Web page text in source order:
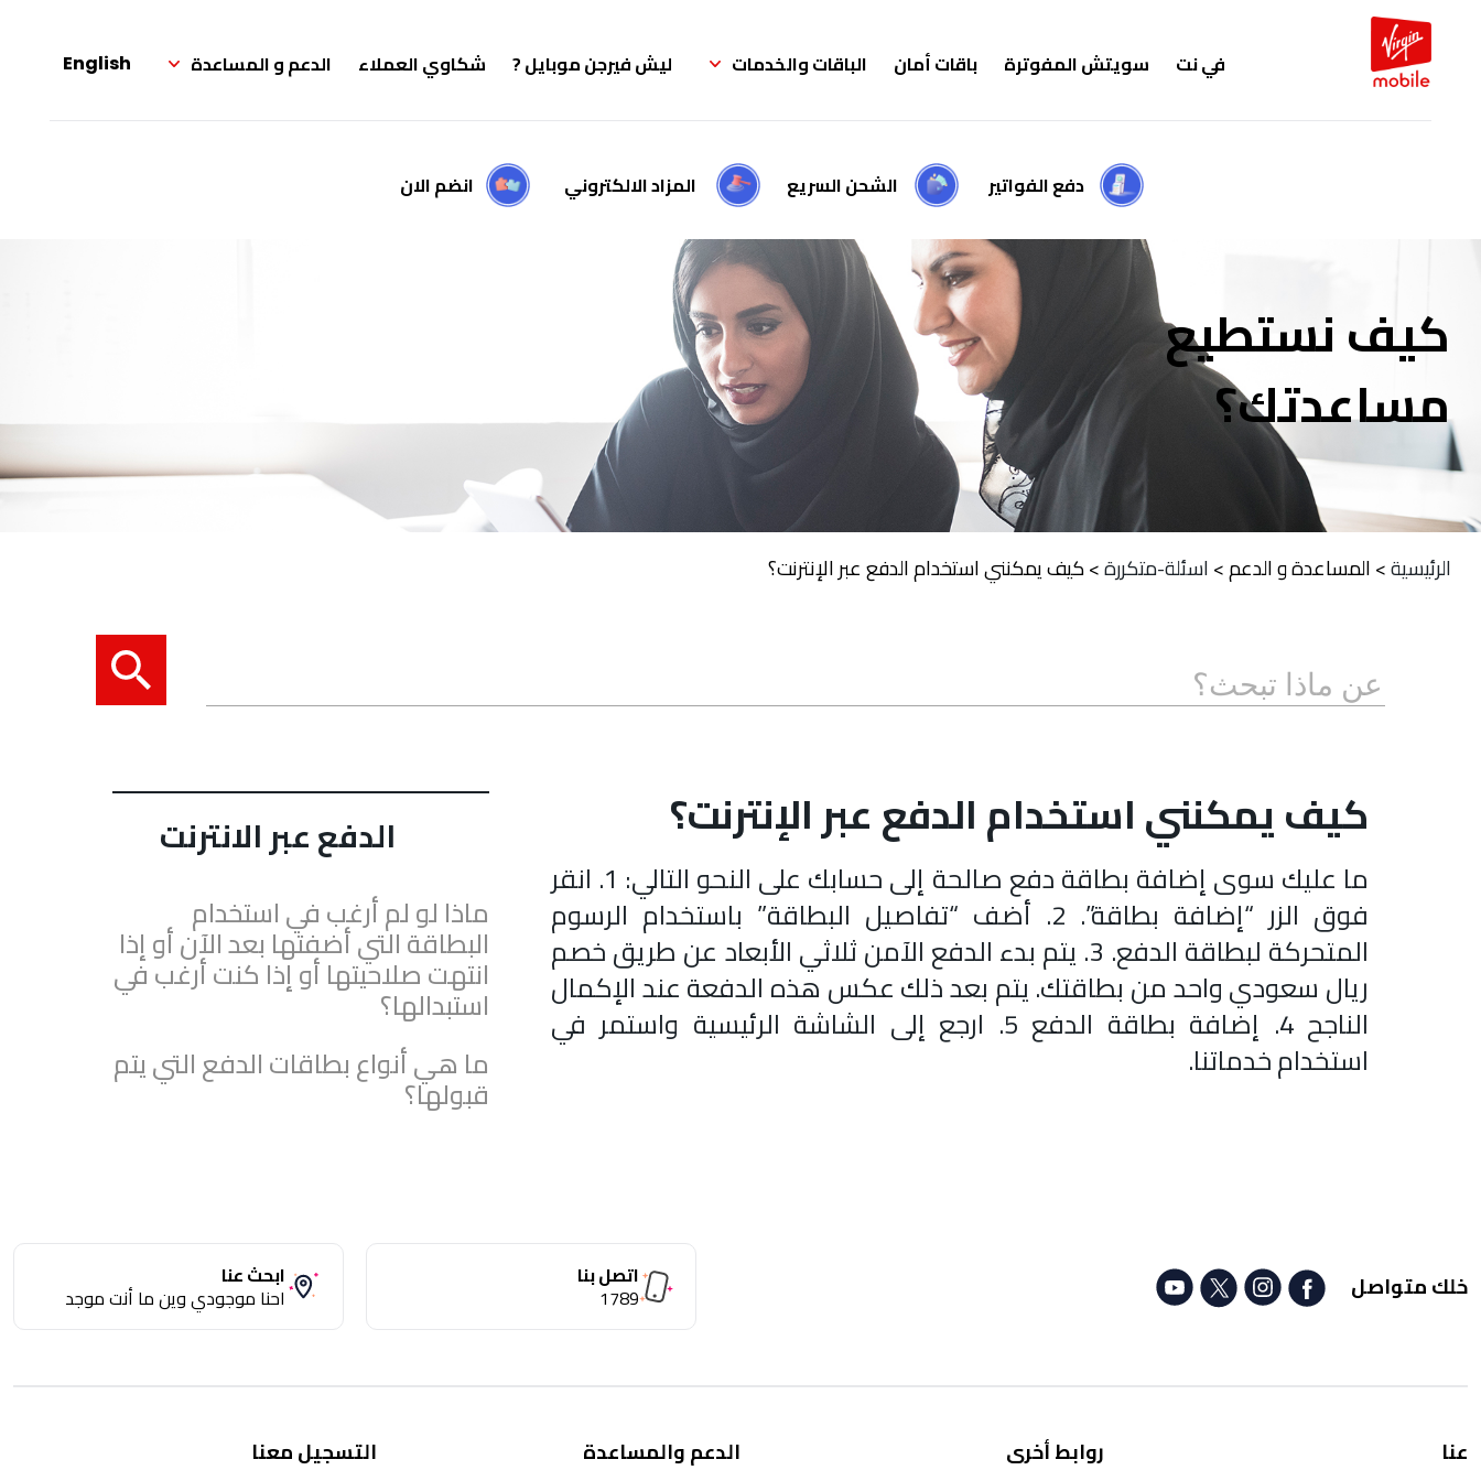
في نت سويتش المفوترة باقات أمان الباقات والخدمات ليش فيرجن موبايل ? شكاوي العملاء الدعم و المساعدة English
دفع الفواتير الشحن السريع المزاد الالكتروني انضم الان
كيف نستطيع
مساعدتك؟
الرئيسية>المساعدة و الدعم>اسئلة-متكررة>كيف يمكنني استخدام الدفع عبر الإنترنت؟
كيف يمكنني استخدام الدفع عبر الإنترنت؟
ما عليك سوى إضافة بطاقة دفع صالحة إلى حسابك على النحو التالي: 1. انقر
فوق الزر “إضافة بطاقة”. 2. أضف “تفاصيل البطاقة” باستخدام الرسوم
المتحركة لبطاقة الدفع. 3. يتم بدء الدفع الآمن ثلاثي الأبعاد عن طريق خصم
ريال سعودي واحد من بطاقتك. يتم بعد ذلك عكس هذه الدفعة عند الإكمال
الناجح 4. إضافة بطاقة الدفع 5. ارجع إلى الشاشة الرئيسية واستمر في
استخدام خدماتنا.
الدفع عبر الانترنت
ماذا لو لم أرغب في استخدام
البطاقة التي أضفتها بعد الآن أو إذا
انتهت صلاحيتها أو إذا كنت أرغب في
استبدالها؟
ما هي أنواع بطاقات الدفع التي يتم
قبولها؟
خلك متواصل اتصل بنا
1789
ابحث عنا
احنا موجودي وين ما أنت موجد
عنا روابط أخرى الدعم والمساعدة التسجيل معنا